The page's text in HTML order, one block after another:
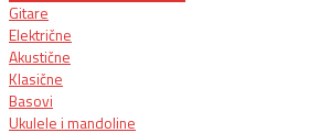
Gitare
Električne
Akustične
Klasične
Basovi
Ukulele i mandoline